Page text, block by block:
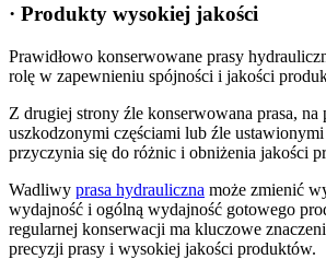
· Produkty wysokiej jakości
Prawidłowo konserwowane prasy
rolę w zapewnieniu spójności i jakości
Z drugiej strony źle konserwowana prasa, na
uszkodzonymi częściami lub źle
przyczynia się do różnic i obniżenia jakości
Wadliwy prasa hydrauliczna może zmienić
wydajność i ogólną wydajność gotowego
regularnej konserwacji ma kluczowe
precyzji prasy i wysokiej jakości produktów.